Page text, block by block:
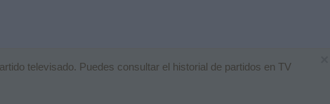
televisado. Puedes consultar el historial de partidos en TV